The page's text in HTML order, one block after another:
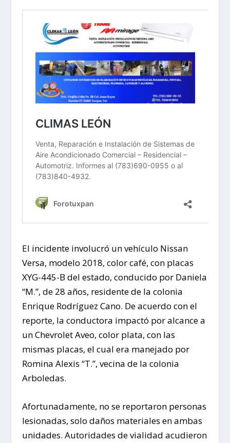
El incidente involucró un vehículo Nissan
Versa, modelo 2018, color café, con placas
XYG-445-B del estado, conducido por Daniela
“M.”, de 28 años, residente de la colonia
Enrique Rodríguez Cano. De acuerdo con el
reporte, la conductora impactó por alcance a
un Chevrolet Aveo, color plata, con las
mismas placas, el cual era manejado por
Romina Alexis “T.”, vecina de la colonia
Arboledas.
Afortunadamente, no se reportaron personas
lesionadas, solo daños materiales en ambas
unidades. Autoridades de vialidad acudieron